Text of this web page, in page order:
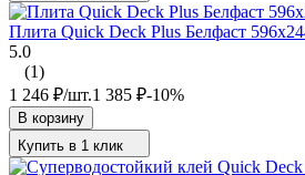
Плита Quick Deck Plus Белфаст
5.0
(1)
1 246 ₽/шт.1 385 ₽-10%
В корзину
Купить в 1 клик